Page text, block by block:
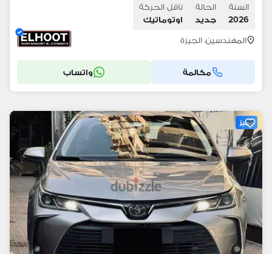
السنة
2026
الحالة
جديد
ناقل الحركة
اوتوماتيك
المهندسين، الجيزة
مكالمة واتساب
مميز